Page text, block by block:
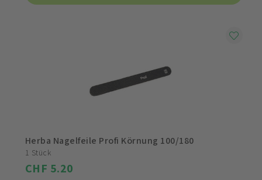
Herba Nagelfeile Profi Körnung 100/180
1 Stück
CHF 5.20